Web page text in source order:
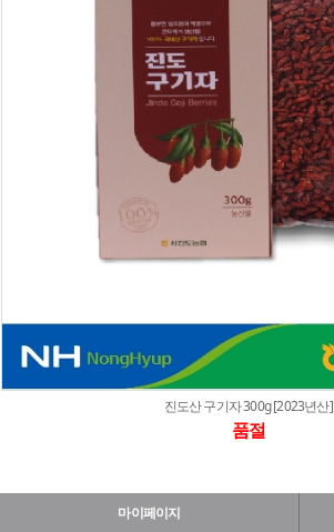
진도산 구기자 300g [2023년산]
품절
마이페이지